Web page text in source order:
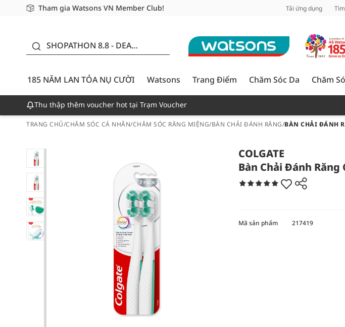
Tham gia Watsons VN Member Club!
Miễn phí giao hàng cho đơn hàng từ 249,000Đ
Giao hàng nhanh 24h - Áp dụng khu vực TP. Hồ Chí Minh Tải ứng dụng
SHOPATHON 8.8 - DEAL
CƯỜI - GIẢM ĐẾN 50%
185 NĂM LAN TỎA NỤ CƯỜI Watsons Trang Điểm Chăm Sóc Da Chăm
Thu thập thêm voucher hot tại Trạm Voucher
TRANG CHỦ/CHĂM SÓC CÁ NHÂN/CHĂM SÓC RĂNG MIỆNG/BÀN CHẢI ĐÁNH RĂNG/BÀN CHẢI ĐÁNH
COLGATE
Bàn Chải Đánh
Mã sản phẩm 217419